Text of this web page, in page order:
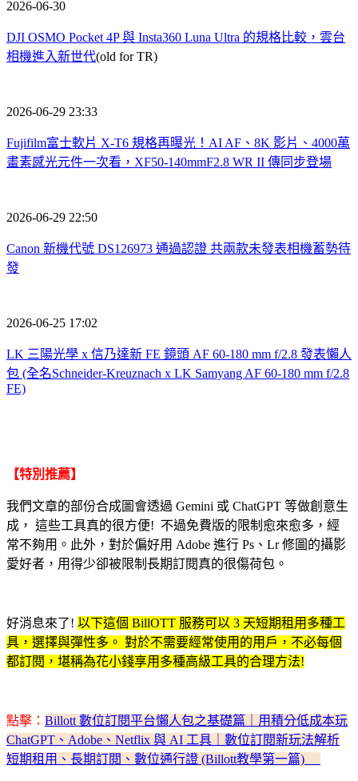
2026-06-30
DJI OSMO Pocket 4P 與 Insta360 Luna Ultra 的規格比較，雲台
相機進入新世代(old for TR)
2026-06-29 23:33
Fujifilm富士軟片 X-T6 規格再曝光！AI AF、8K 影片、4000萬
畫素感光元件一次看，XF50-140mmF2.8 WR II 傳同步登場
2026-06-29 22:50
Canon 新機代號 DS126973 通過認證 共兩款未發表相機蓄勢待
發
2026-06-25 17:02
LK 三陽光學 x 信乃達新 FE 鏡頭 AF 60-180 mm f/2.8 發表懶人
包 (全名Schneider-Kreuznach x LK Samyang AF 60-180 mm f/2.8
FE)
【特別推薦】
我們文章的部份合成圖會透過 Gemini 或 ChatGPT 等做創意生
成， 這些工具真的很方便! 不過免費版的限制愈來愈多，經
常不夠用。此外，對於偏好用 Adobe 進行 Ps、Lr 修圖的攝影
愛好者，用得少卻被限制長期訂閱真的很傷荷包。
好消息來了! 以下這個 BillOTT 服務可以 3 天短期租用多種工
具，選擇與彈性多。 對於不需要經常使用的用戶，不必每個
都訂閱，堪稱為花小錢享用多種高級工具的合理方法!
點擊： Billott 數位訂閱平台懶人包之基礎篇｜用積分低成本玩
ChatGPT、Adobe、Netflix 與 AI 工具｜數位訂閱新玩法解析
短期租用、長期訂閱、數位通行證 (Billott教學第一篇)